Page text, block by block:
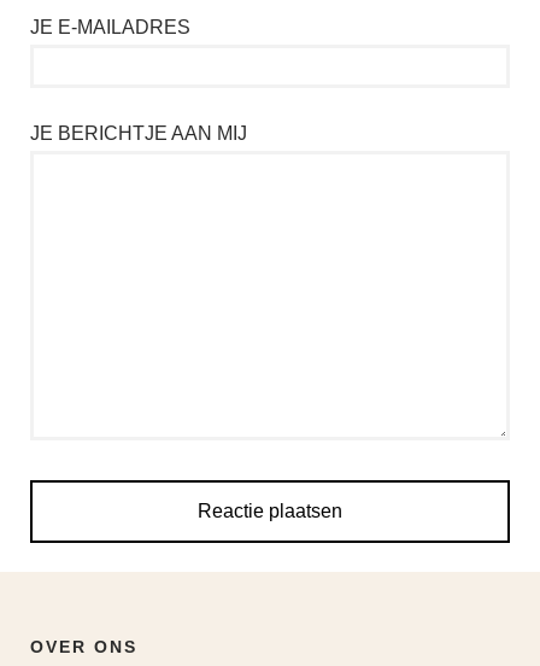
JE E-MAILADRES
JE BERICHTJE AAN MIJ
OVER ONS